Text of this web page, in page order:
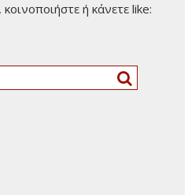
ή κάνετε like: